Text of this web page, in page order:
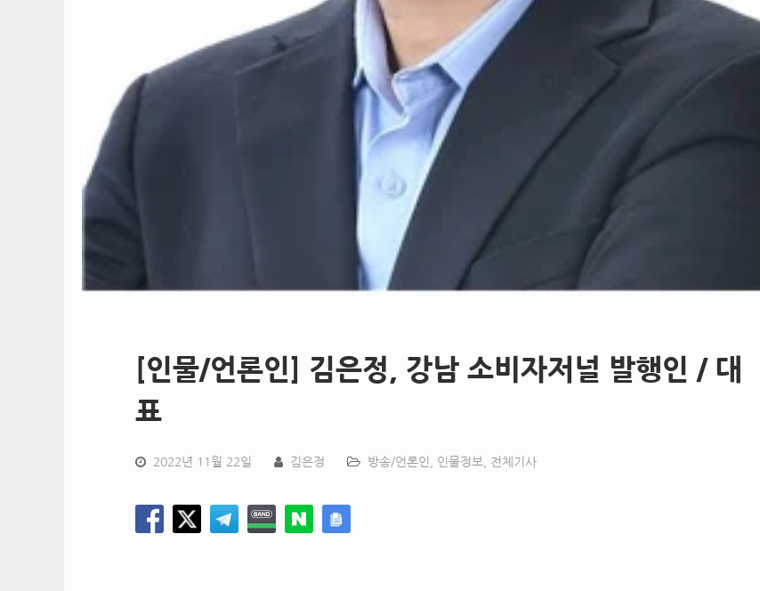
[인물/언론인] 김은정, 강남 소비자저널 발행인 / 대
표
2022년 11월 22일 김은정 방송/언론인 인물정보 전체기사